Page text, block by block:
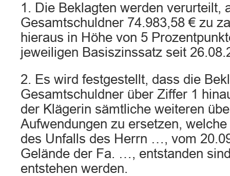
1. Die Beklagten werden verurteilt,
Gesamtschuldner 74.983,58 € zu
hieraus in Höhe von 5
jeweiligen Basiszinssatz seit
2. Es wird festgestellt, dass die
Gesamtschuldner über Ziffer 1
der Klägerin sämtliche weiteren
Aufwendungen zu ersetzen,
des Unfalls des Herrn …, vom
Gelände der Fa. …, entstanden
entstehen werden.